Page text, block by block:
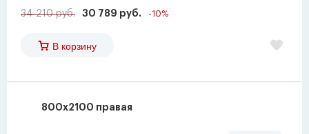
34 210 руб. 30 789 руб. -10%
В корзину
800х2100 правая